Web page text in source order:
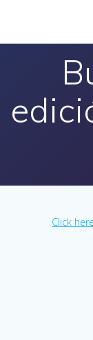
Click here